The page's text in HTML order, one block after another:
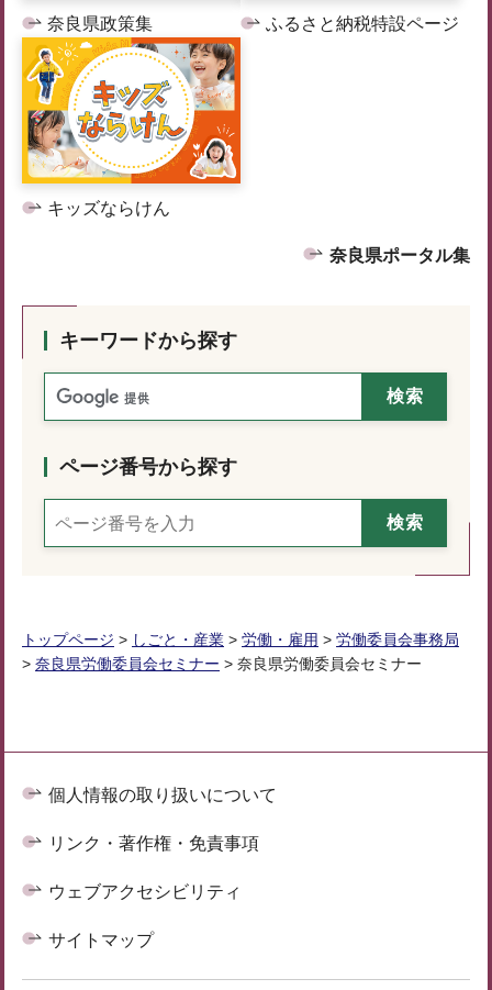
奈良県政策集 ふるさと納税特設ページ
キッズならけん
奈良県ポータル集
キーワードから探す
ページ番号から探す
トップページ > しごと・産業 > 労働・雇用 > 労働委員会事務局
> 奈良県労働委員会セミナー > 奈良県労働委員会セミナー
個人情報の取り扱いについて
リンク・著作権・免責事項
ウェブアクセシビリティ
サイトマップ